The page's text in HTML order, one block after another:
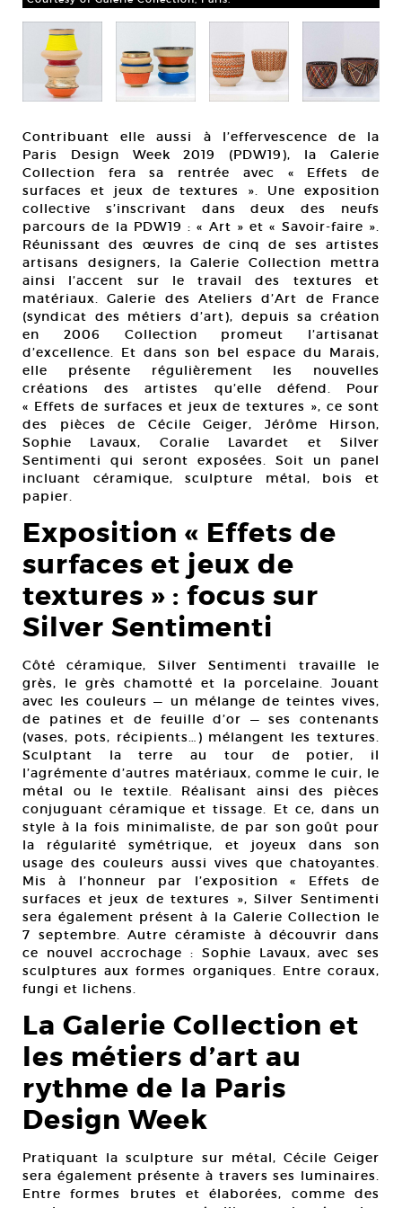
Contribuant elle aussi à l’effervescence de la
Paris Design Week 2019 (PDW19), la Galerie
Collection fera sa rentrée avec « Effets de
surfaces et jeux de textures ». Une exposition
collective s’inscrivant dans deux des neufs
parcours de la PDW19 : « Art » et « Savoir-faire ».
Réunissant des œuvres de cinq de ses artistes
artisans designers, la Galerie Collection mettra
ainsi l’accent sur le travail des textures et
matériaux. Galerie des Ateliers d’Art de France
(syndicat des métiers d’art), depuis sa création
en 2006 Collection promeut l’artisanat
d’excellence. Et dans son bel espace du Marais,
elle présente régulièrement les nouvelles
créations des artistes qu’elle défend. Pour
« Effets de surfaces et jeux de textures », ce sont
des pièces de Cécile Geiger, Jérôme Hirson,
Sophie Lavaux, Coralie Lavardet et Silver
Sentimenti qui seront exposées. Soit un panel
incluant céramique, sculpture métal, bois et
papier.
Exposition « Effets de
surfaces et jeux de
textures » : focus sur
Silver Sentimenti
Côté céramique, Silver Sentimenti travaille le
grès, le grès chamotté et la porcelaine. Jouant
avec les couleurs — un mélange de teintes vives,
de patines et de feuille d’or — ses contenants
(vases, pots, récipients…) mélangent les textures.
Sculptant la terre au tour de potier, il
l’agrémente d’autres matériaux, comme le cuir, le
métal ou le textile. Réalisant ainsi des pièces
conjuguant céramique et tissage. Et ce, dans un
style à la fois minimaliste, de par son goût pour
la régularité symétrique, et joyeux dans son
usage des couleurs aussi vives que chatoyantes.
Mis à l’honneur par l’exposition « Effets de
surfaces et jeux de textures », Silver Sentimenti
sera également présent à la Galerie Collection le
7 septembre. Autre céramiste à découvrir dans
ce nouvel accrochage : Sophie Lavaux, avec ses
sculptures aux formes organiques. Entre coraux,
fungi et lichens.
La Galerie Collection et
les métiers d’art au
rythme de la Paris
Design Week
Pratiquant la sculpture sur métal, Cécile Geiger
sera également présente à travers ses luminaires.
Entre formes brutes et élaborées, comme des